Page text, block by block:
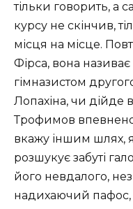
тільки говорить, а
курсу не скінчив,
місця на місце.
Фірса, вона
гімназистом
Лопахіна, чи дійде
Трофимов впевнено
вкажу іншим шлях,
розшукує забуті
його невдалого,
надихаючий пафос,